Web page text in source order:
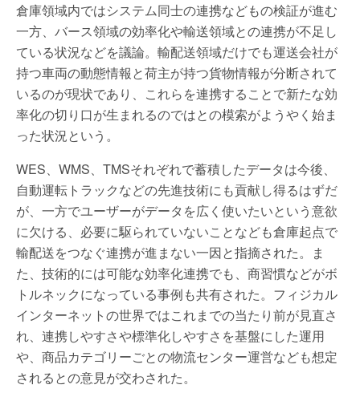
倉庫領域内ではシステム同士の連携などもの検証が進む
一方、バース領域の効率化や輸送領域との連携が不足し
ている状況などを議論。輸配送領域だけでも運送会社が
持つ車両の動態情報と荷主が持つ貨物情報が分断されて
いるのが現状であり、これらを連携することで新たな効
率化の切り口が生まれるのではとの模索がようやく始ま
った状況という。
WES、WMS、TMSそれぞれで蓄積したデータは今後、
自動運転トラックなどの先進技術にも貢献し得るはずだ
が、一方でユーザーがデータを広く使いたいという意欲
に欠ける、必要に駆られていないことなども倉庫起点で
輸配送をつなぐ連携が進まない一因と指摘された。ま
た、技術的には可能な効率化連携でも、商習慣などがボ
トルネックになっている事例も共有された。フィジカル
インターネットの世界ではこれまでの当たり前が見直さ
れ、連携しやすさや標準化しやすさを基盤にした運用
や、商品カテゴリーごとの物流センター運営なども想定
されるとの意見が交わされた。